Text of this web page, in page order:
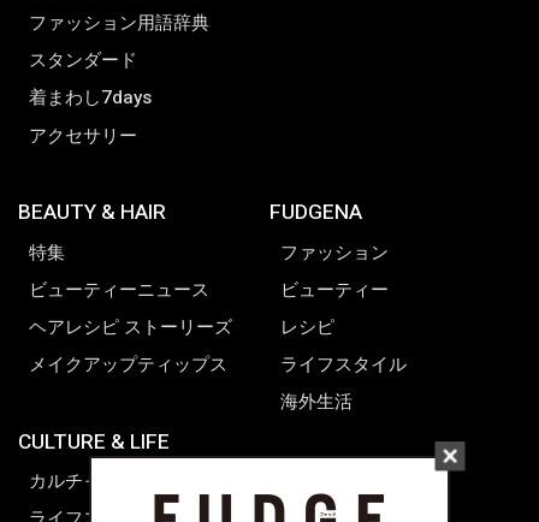
ファッション用語辞典
スタンダード
着まわし7days
アクセサリー
BEAUTY & HAIR
特集
ビューティーニュース
ヘアレシピ ストーリーズ
メイクアップティップス
CULTURE & LIFE
カルチャー
FUDGENA
ファッション
ビューティー
レシピ
ライフスタイル
海外生活